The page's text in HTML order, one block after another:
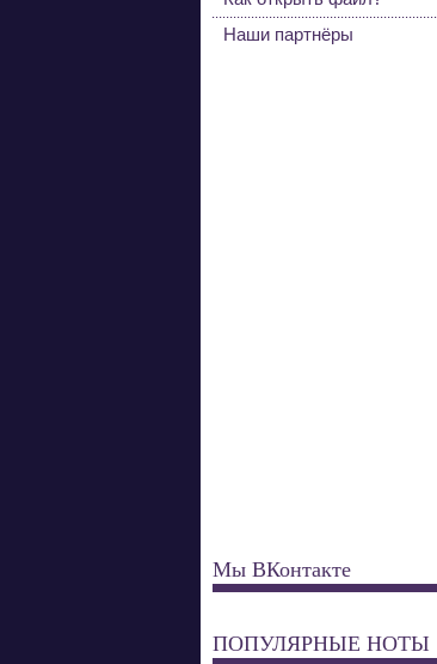
Наши партнёры
Мы ВКонтакте
ПОПУЛЯРНЫЕ НОТЫ